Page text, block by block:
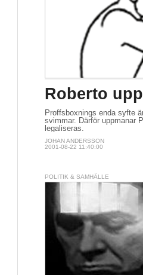
Roberto
Proffsboxnings enda syfte
svimmar. Därför uppmanar
legaliseras.
JOHAN ANDERSSON
2001-08-22 11:40:00
POLITIK & SAMHÄLLE